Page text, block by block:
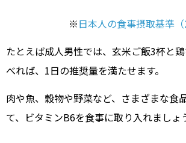
※日本人の食事摂取基準（
たとえば成人男性では、玄米ご飯3杯と
べれば、1日の推奨量を満たせます。
肉や魚、穀物や野菜など、さまざまな食
て、ビタミンB6を食事に取り入れましょ